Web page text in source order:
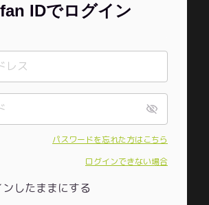
IDでログイン
パスワードを忘れた方はこちら
ログインできない場合
ンしたままにする